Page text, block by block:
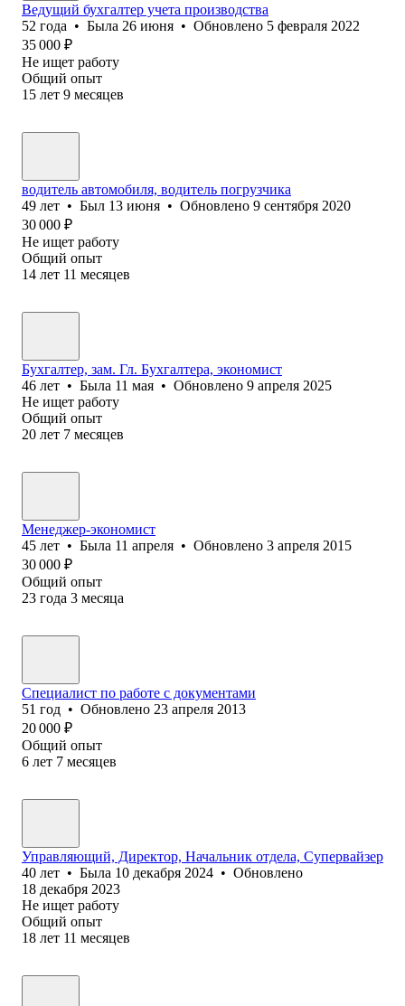
Ведущий бухгалтер учета производства
52 года • Была 26 июня • Обновлено 5 февраля 2022
35 000 ₽
Не ищет работу
Общий опыт
15 лет 9 месяцев
водитель автомобиля, водитель погрузчика
49 лет • Был 13 июня • Обновлено 9 сентября 2020
30 000 ₽
Не ищет работу
Общий опыт
14 лет 11 месяцев
Бухгалтер, зам. Гл. Бухгалтера, экономист
46 лет • Была 11 мая • Обновлено 9 апреля 2025
Не ищет работу
Общий опыт
20 лет 7 месяцев
Менеджер-экономист
45 лет • Была 11 апреля • Обновлено 3 апреля 2015
30 000 ₽
Общий опыт
23 года 3 месяца
Специалист по работе с документами
51 год • Обновлено 23 апреля 2013
20 000 ₽
Общий опыт
6 лет 7 месяцев
Управляющий, Директор, Начальник отдела, Супервайзер
40 лет • Была 10 декабря 2024 • Обновлено
18 декабря 2023
Не ищет работу
Общий опыт
18 лет 11 месяцев